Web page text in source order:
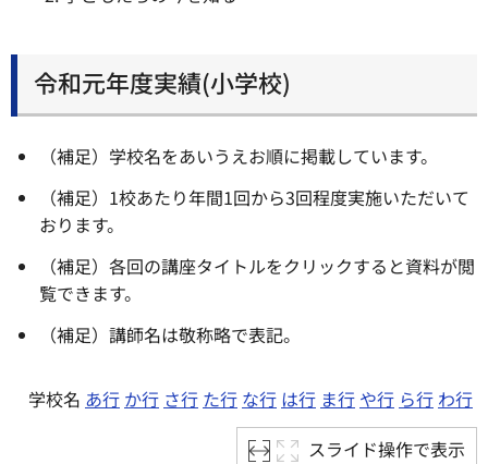
令和元年度実績(小学校)
（補足）学校名をあいうえお順に掲載しています。
（補足）1校あたり年間1回から3回程度実施いただいて
おります。
（補足）各回の講座タイトルをクリックすると資料が閲
覧できます。
（補足）講師名は敬称略で表記。
学校名 あ行 か行 さ行 た行 な行 は行 ま行 や行 ら行 わ行
スライド操作で表示